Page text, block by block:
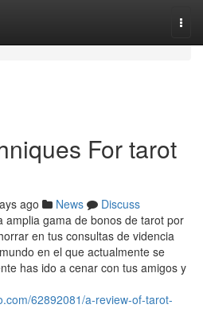
For tarot
ago News
Discuss
amplia gama de bonos de tarot por
en tus consultas de videncia
en el que actualmente se
has ido a cenar con tus amigos y
62892081/a-review-of-tarot-